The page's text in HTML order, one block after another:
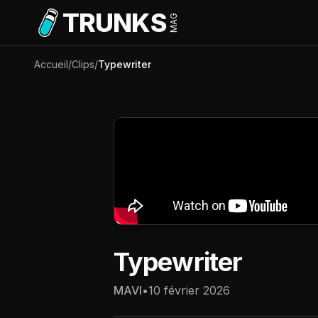
Aller au contenu principal
TRUNKSMAG
Accueil/Clips/Typewriter
Typewriter
MAVI•10 février 2026